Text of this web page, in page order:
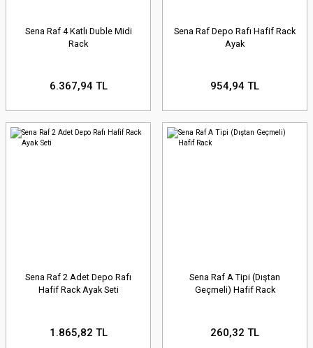
Sena Raf 4 Katlı Duble Midi
Rack
6.367,94 TL
Sena Raf Depo Rafı Hafif Rack
Ayak
954,94 TL
Sena Raf 2 Adet Depo Rafı
Hafif Rack Ayak Seti
1.865,82 TL
Sena Raf A Tipi (Dıştan
Geçmeli) Hafif Rack
260,32 TL